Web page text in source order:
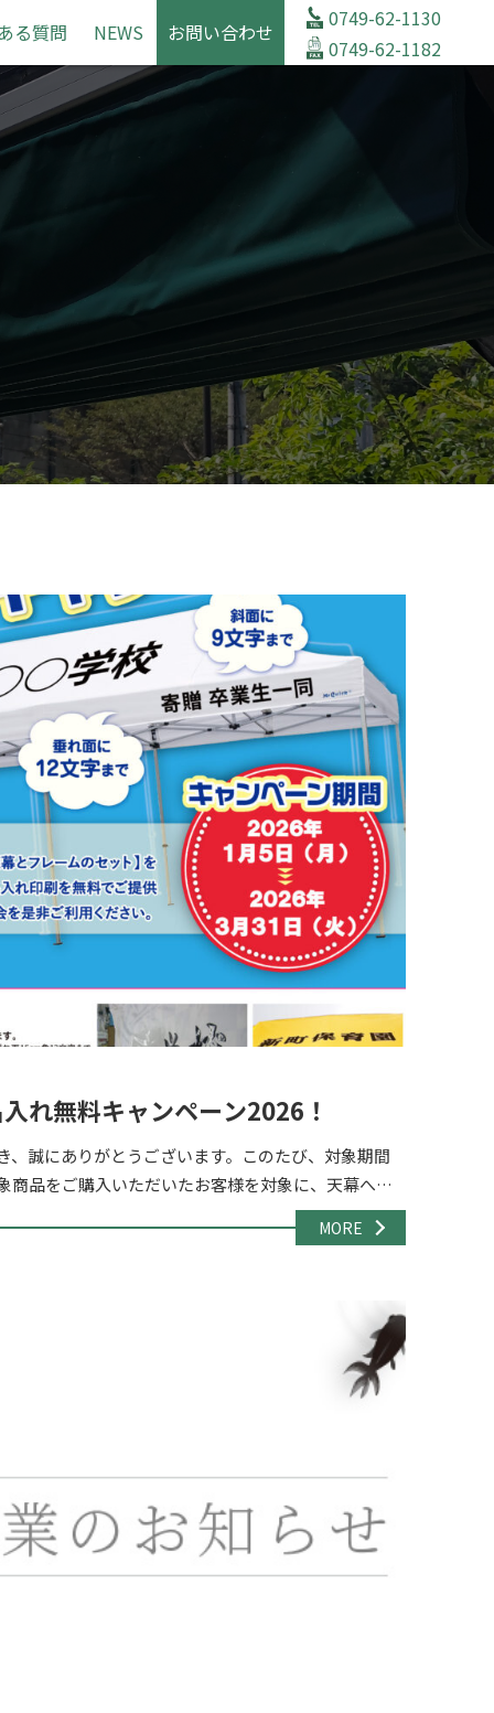
る質問 NEWS お問い合わせ
0749-62-1130
0749-62-1182
れ無料キャンペーン2026！
、誠にありがとうございます。このたび、対象期間
商品をご購入いただいたお客様を対象に、天幕への
ンを実施いたします。 イベント・展示会・販促 […]
MORE